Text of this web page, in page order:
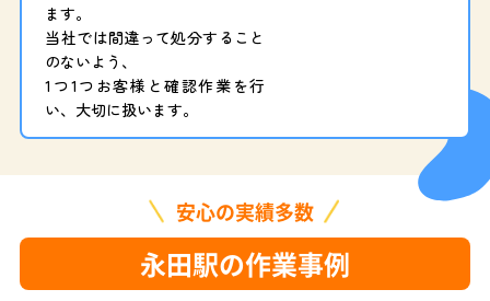
ます。
当社では間違って処分すること
のないよう、
1つ1つお客様と確認作業を行
い、大切に扱います。
安心の実績多数
永田駅の作業事例